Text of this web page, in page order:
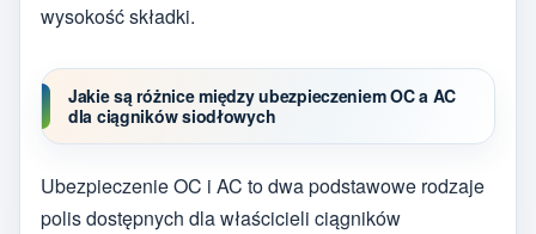
wysokość składki.
Jakie są różnice między ubezpieczeniem OC a AC
dla ciągników siodłowych
Ubezpieczenie OC i AC to dwa podstawowe rodzaje
polis dostępnych dla właścicieli ciągników